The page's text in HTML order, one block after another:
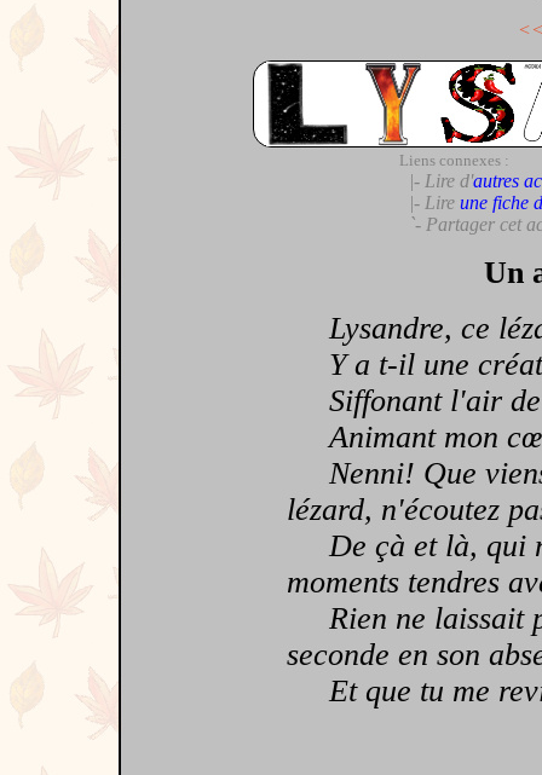
Liens connexes :
|- Lire d'autres
|- Lire une fiche
`- Partager cet
Un
Lysandre, ce
Y a t-il une
Siffonant l'air de
Animant mon
Nenni! Que
lézard, n'écoutez
De çà et là, qui
moments tendres
Rien ne laissait
seconde en son
Et que tu me